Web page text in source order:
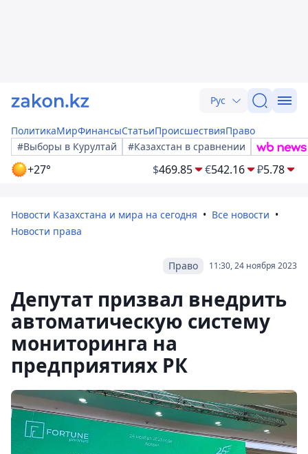
Рус
ПолитикаМирФинансыСтатьиПроисшествияПраво
#Выборы в Курултай
#Казахстан в сравнении
+27° $469.85 €542.16 ₽5.78
Новости Казахстана и мира на сегодня
Все новости
Новости права
11:30, 24 ноября 2023
Право
Депутат призвал внедрить
автоматическую систему
мониторинга на
предприятиях РК